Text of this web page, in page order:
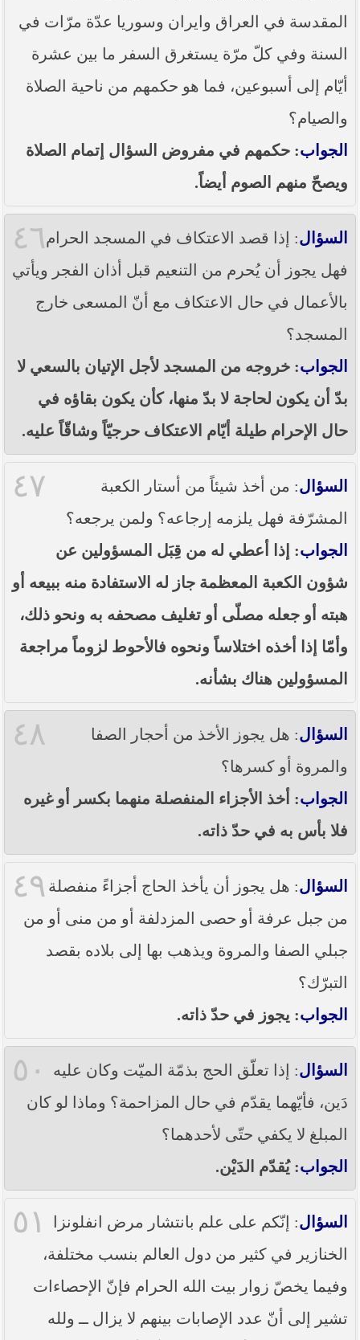
المقدسة في العراق وايران وسوريا عدّة مرّات في
السنة وفي كلّ مرّة يستغرق السفر ما بين عشرة
أيّام إلى أسبوعين، فما هو حكمهم من ناحية الصلاة
والصيام؟
الجواب: حكمهم في مفروض السؤال إتمام الصلاة
ويصحّ منهم الصوم أيضاً.
٤٦ السؤال: إذا قصد الاعتكاف في المسجد الحرام
فهل يجوز أن يُحرم من التنعيم قبل أذان الفجر ويأتي
بالأعمال في حال الاعتكاف مع أنّ المسعى خارج
المسجد؟
الجواب: خروجه من المسجد لأجل الإتيان بالسعي لا
بدّ أن يكون لحاجة لا بدّ منها، كأن يكون بقاؤه في
حال الإحرام طيلة أيّام الاعتكاف حرجيّاً وشاقّاً عليه.
٤٧ السؤال: من أخذ شيئاً من أستار الكعبة
المشرّفة فهل يلزمه إرجاعه؟ ولمن يرجعه؟
الجواب: إذا أعطي له من قِبَل المسؤولين عن
شؤون الكعبة المعظمة جاز له الاستفادة منه ببيعه أو
هبته أو جعله مصلّى أو تغليف مصحفه به ونحو ذلك،
وأمّا إذا أخذه اختلاساً ونحوه فالأحوط لزوماً مراجعة
المسؤولين هناك بشأنه.
٤٨ السؤال: هل يجوز الأخذ من أحجار الصفا
والمروة أو كسرها؟
الجواب: أخذ الأجزاء المنفصلة منهما بكسر أو غيره
فلا بأس به في حدّ ذاته.
٤٩ السؤال: هل يجوز أن يأخذ الحاج أجزاءً منفصلة
من جبل عرفة أو حصى المزدلفة أو من منى أو من
جبلي الصفا والمروة ويذهب بها إلى بلاده بقصد
التبرّك؟
الجواب: يجوز في حدّ ذاته.
٥٠ السؤال: إذا تعلّق الحج بذمّة الميّت وكان عليه
دَين، فأيّهما يقدّم في حال المزاحمة؟ وماذا لو كان
المبلغ لا يكفي حتّى لأحدهما؟
الجواب: يُقدّم الدَيْن.
٥١ السؤال: إنّكم على علم بانتشار مرض انفلونزا
الخنازير في كثير من دول العالم بنسب مختلفة،
وفيما يخصّ زوار بيت الله الحرام فإنّ الإحصاءات
تشير إلى أنّ عدد الإصابات بينهم لا يزال ــ ولله